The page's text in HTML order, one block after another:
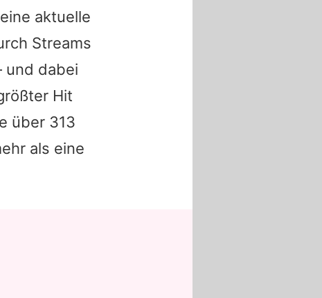
aktuelle
Streams
und dabei
Hit
über 313
als eine